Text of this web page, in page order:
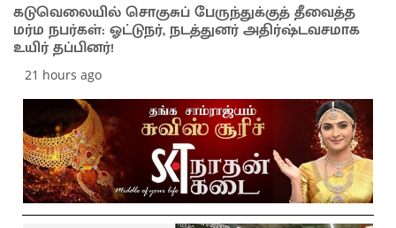
கடுவெலையில் சொகுசுப் பேருந்துக்குத் தீவைத்த
மர்ம நபர்கள்: ஓட்டுநர், நடத்துனர் அதிர்ஷ்டவசமாக
உயிர் தப்பினர்!
21 hours ago